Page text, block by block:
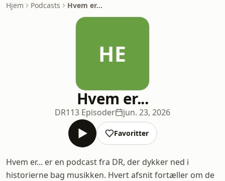
Hjem Podcasts Hvem er...
HE
Hvem er...
DR113 Episoder jun. 23, 2026
Favoritter
Hvem er... er en podcast fra DR, der dykker ned i
historierne bag musikken. Hvert afsnit fortæller om de